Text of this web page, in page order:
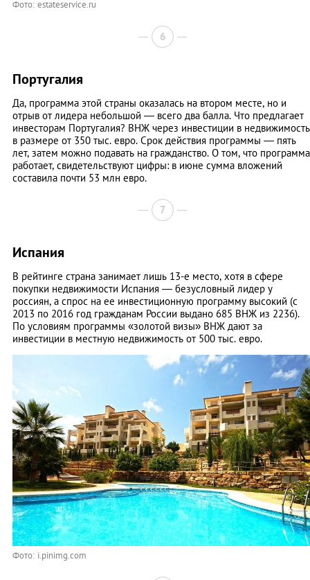
Фото: estateservice.ru
6
Португалия
Да, программа этой страны оказалась на втором месте, но и
отрыв от лидера небольшой — всего два балла. Что предлагает
инвесторам Португалия? ВНЖ через инвестиции в недвижимость
в размере от 350 тыс. евро. Срок действия программы — пять
лет, затем можно подавать на гражданство. О том, что программа
работает, свидетельствуют цифры: в июне сумма вложений
составила почти 53 млн евро.
7
Испания
В рейтинге страна занимает лишь 13-е место, хотя в сфере
покупки недвижимости Испания — безусловный лидер у
россиян, а спрос на ее инвестиционную программу высокий (с
2013 по 2016 год гражданам России выдано 685 ВНЖ из 2236).
По условиям программы «золотой визы» ВНЖ дают за
инвестиции в местную недвижимость от 500 тыс. евро.
Фото: i.pinimg.com